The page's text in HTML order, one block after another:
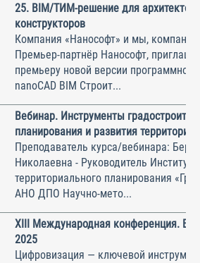
25. BIM/ТИМ-решение для
конструкторов
Компания «Нанософт» и мы,
Премьер-партнёр Нанософт,
премьеру новой версии
nanoCAD BIM Строит...
Вебинар. Инструменты
планирования и развития территорий
Преподаватель курса/вебинара:
Николаевна - Руководитель Института
территориального планирования
АНО ДПО Научно-мето...
XIII Международная конференция.
2025
Цифровизация — ключевой